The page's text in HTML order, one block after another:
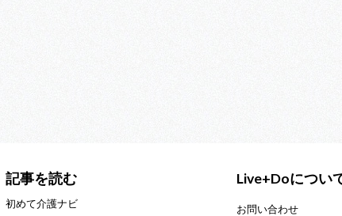
記事を読む
初めて介護ナビ
Live+Doについ
お問い合わせ